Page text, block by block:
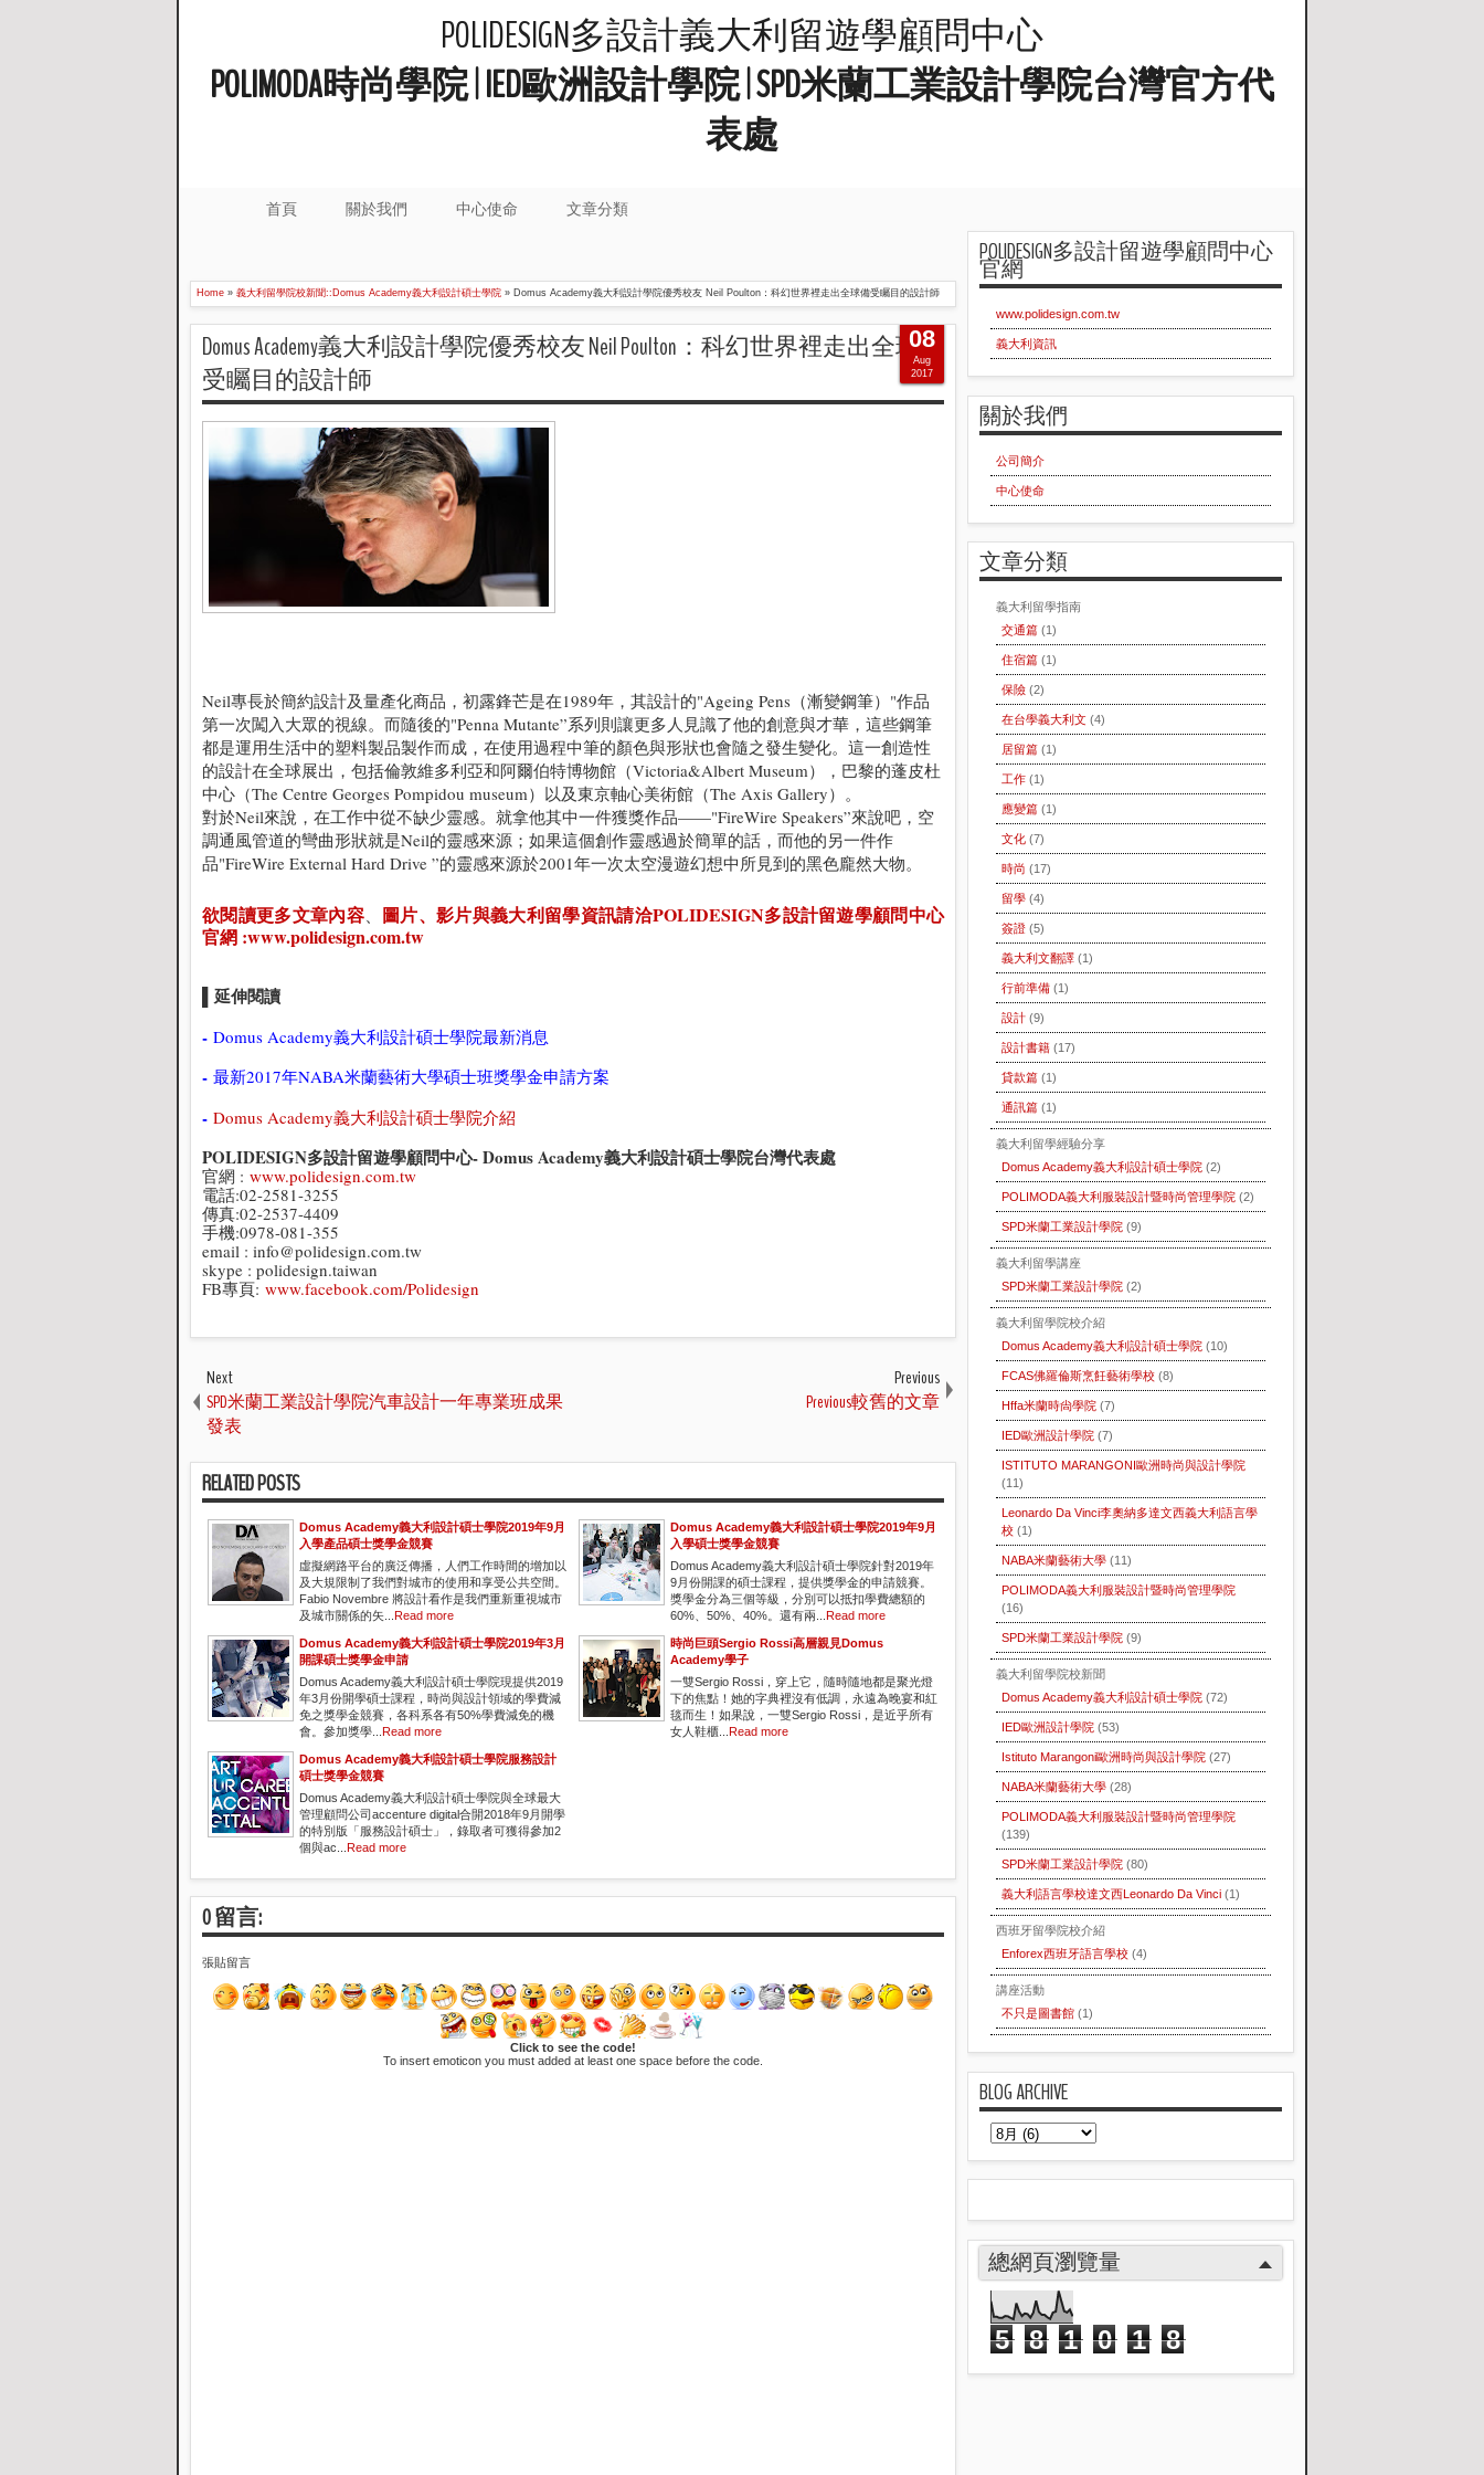
POLIDESIGN多設計義大利留遊學顧問中心
POLIMODA時尚學院 | IED歐洲設計學院 | SPD米蘭工業設計學院台灣官方代
表處
首頁 關於我們 中心使命 文章分類
Home » 義大利留學院校新聞::Domus Academy義大利設計碩士學院 » Domus Academy義大利設計學院優秀校友 Neil Poulton：科幻世界裡走出全球備受矚目的設計師
Domus Academy義大利設計學院優秀校友 Neil Poulton：科幻世界裡走出全球備
受矚目的設計師
Neil專長於簡約設計及量產化商品，初露鋒芒是在1989年，其設計的"Ageing Pens（漸變鋼筆）"作品
第一次闖入大眾的視線。而隨後的"Penna Mutante”系列則讓更多人見識了他的創意與才華，這些鋼筆
都是運用生活中的塑料製品製作而成，在使用過程中筆的顏色與形狀也會隨之發生變化。這一創造性
的設計在全球展出，包括倫敦維多利亞和阿爾伯特博物館（Victoria&Albert Museum），巴黎的蓬皮杜
中心（The Centre Georges Pompidou museum）以及東京軸心美術館（The Axis Gallery）。
對於Neil來說，在工作中從不缺少靈感。就拿他其中一件獲獎作品——"FireWire Speakers”來說吧，空
調通風管道的彎曲形狀就是Neil的靈感來源；如果這個創作靈感過於簡單的話，而他的另一件作
品"FireWire External Hard Drive ”的靈感來源於2001年一次太空漫遊幻想中所見到的黑色龐然大物。
欲閱讀更多文章內容、 圖片、影片與義大利留學資訊請洽POLIDESIGN多設計留遊學顧問中心
官網 :www.polidesign.com.tw
▌延伸閱讀
- Domus Academy義大利設計碩士學院最新消息
- 最新2017年NABA米蘭藝術大學碩士班獎學金申請方案
- Domus Academy義大利設計碩士學院介紹
POLIDESIGN多設計留遊學顧問中心- Domus Academy義大利設計碩士學院台灣代表處
官網 : www.polidesign.com.tw
電話:02-2581-3255
傳真:02-2537-4409
手機:0978-081-355
email : info@polidesign.com.tw
skype : polidesign.taiwan
FB專頁: www.facebook.com/Polidesign
08
Aug
2017
Next
SPD米蘭工業設計學院汽車設計一年專業班成果
發表
Previous
Previous較舊的文章
RELATED POSTS
Domus Academy義大利設計碩士學院2019年9月
入學產品碩士獎學金競賽
虛擬網路平台的廣泛傳播，人們工作時間的增加以
及大規限制了我們對城市的使用和享受公共空間。
Fabio Novembre 將設計看作是我們重新重視城市
及城市關係的矢... Read more
Domus Academy義大利設計碩士學院2019年9月
入學碩士獎學金競賽
Domus Academy義大利設計碩士學院針對2019年
9月份開課的碩士課程，提供獎學金的申請競賽。
獎學金分為三個等級，分別可以抵扣學費總額的
60%、50%、40%。還有兩... Read more
Domus Academy義大利設計碩士學院2019年3月
開課碩士獎學金申請
Domus Academy義大利設計碩士學院現提供2019
年3月份開學碩士課程，時尚與設計領域的學費減
免之獎學金競賽，各科系各有50%學費減免的機
會。參加獎學... Read more
時尚巨頭Sergio Rossi高層親見Domus
Academy學子
一雙Sergio Rossi，穿上它，隨時隨地都是聚光燈
下的焦點！她的字典裡沒有低調，永遠為晚宴和紅
毯而生！如果說，一雙Sergio Rossi，是近乎所有
女人鞋櫃... Read more
Domus Academy義大利設計碩士學院服務設計
碩士獎學金競賽
Domus Academy義大利設計碩士學院與全球最大
管理顧問公司accenture digital合開2018年9月開學
的特別版「服務設計碩士」，錄取者可獲得參加2
個與ac... Read more
0 留言:
張貼留言
Click to see the code!
To insert emoticon you must added at least one space before the code.
POLIDESIGN多設計留遊學顧問中心
官網
www.polidesign.com.tw
義大利資訊
關於我們
公司簡介
中心使命
文章分類
義大利留學指南
交通篇 (1)
住宿篇 (1)
保險 (2)
在台學義大利文 (4)
居留篇 (1)
工作 (1)
應變篇 (1)
文化 (7)
時尚 (17)
留學 (4)
簽證 (5)
義大利文翻譯 (1)
行前準備 (1)
設計 (9)
設計書籍 (17)
貸款篇 (1)
通訊篇 (1)
義大利留學經驗分享
Domus Academy義大利設計碩士學院 (2)
POLIMODA義大利服裝設計暨時尚管理學院 (2)
SPD米蘭工業設計學院 (9)
義大利留學講座
SPD米蘭工業設計學院 (2)
義大利留學院校介紹
Domus Academy義大利設計碩士學院 (10)
FCAS佛羅倫斯烹飪藝術學校 (8)
Hffa米蘭時尙學院 (7)
IED歐洲設計學院 (7)
ISTITUTO MARANGONI歐洲時尚與設計學院
(11)
Leonardo Da Vinci李奧納多達文西義大利語言學
校 (1)
NABA米蘭藝術大學 (11)
POLIMODA義大利服裝設計暨時尚管理學院
(16)
SPD米蘭工業設計學院 (9)
義大利留學院校新聞
Domus Academy義大利設計碩士學院 (72)
IED歐洲設計學院 (53)
Istituto Marangoni歐洲時尚與設計學院 (27)
NABA米蘭藝術大學 (28)
POLIMODA義大利服裝設計暨時尚管理學院
(139)
SPD米蘭工業設計學院 (80)
義大利語言學校達文西Leonardo Da Vinci (1)
西班牙留學院校介紹
Enforex西班牙語言學校 (4)
講座活動
不只是圖書館 (1)
BLOG ARCHIVE
總網頁瀏覽量
5 8 1 0 1 8